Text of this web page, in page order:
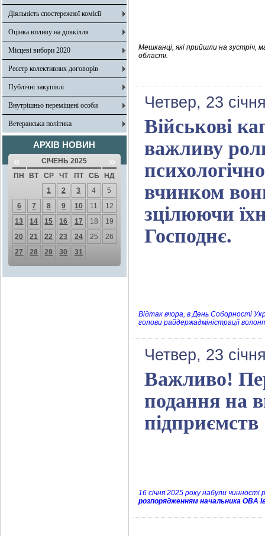
Діяльність спостережної комісії
Оцінка впливу на довкілля
Місцеві вибори 2020
Реєстр колективних договорів
Публічні закупівлі
Внутрішньо переміщені особи
Ветеранська політика
АРХІВ НОВИН
« СІЧЕНЬ 2025 »
ПН ВТ СР ЧТ ПТ СБ
НД
1
2 3 4
5
6
7 8 9 10 11
12
13
14 15 16 17 18
19
20
21 22 23 24 25
26
27
28 29 30 31
Мешканці, які прийшли на зустріч,
області.
Четвер, 23
Військові
важливу
вчинком
зцілюючи
Господнє.
Відтак вчора, в День Соборності
голови райдержадміністрації
Четвер, 23
Важливо!
подання на
підприємств
16 січня 2025 року набули чинності
розпорядженням начальника ОВА